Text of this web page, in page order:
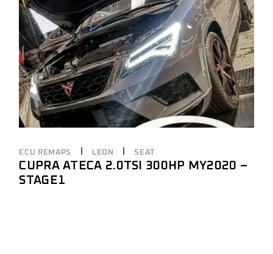
ECU REMAPS LEON SEAT
CUPRA ATECA 2.0TSI 300HP MY2020 –
STAGE1